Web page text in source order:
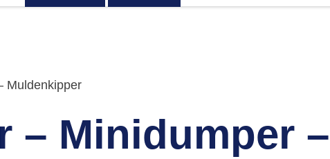
Muldenkipper
– Minidumper –